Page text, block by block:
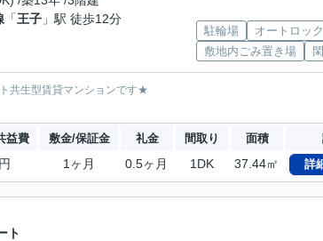
「王子 」駅 徒歩12分
駐輪場 オートロック
敷地内ごみ置き場
共生型賃貸マンションです★
益費 敷金/保証金 礼金 間取り 面積
1ヶ月 0.5ヶ月 1DK 37.44㎡ 詳
ト